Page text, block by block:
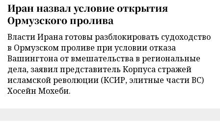
Иран назвал условие открытия
Ормузского пролива
Власти Ирана готовы разблокировать судоходство
в Ормузском проливе при условии отказа
Вашингтона от вмешательства в региональные
дела, заявил представитель Корпуса стражей
исламской революции (КСИР, элитные части ВС)
Хосейн Мохеби.